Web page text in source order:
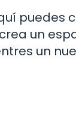
puedes
un
un